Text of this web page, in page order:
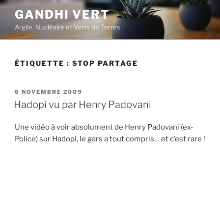
Aller
contenu
principal
GANDHI VERT
Argile, Nucléaire et Verts de Terres
ÉTIQUETTE : STOP PARTAGE
PUBLIÉ
LE
6 NOVEMBRE 2009
Hadopi vu par Henry Padovani
Une vidéo à voir absolument de Henry Padovani (ex-
Police) sur Hadopi, le gars a tout compris… et c’est rare !